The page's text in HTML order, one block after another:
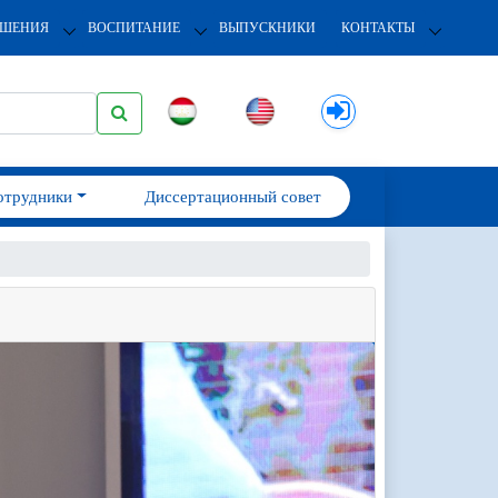
ВОСПИТАНИЕ ВЫПУСКНИКИ КОНТАКТЫ
Диссертационный совет